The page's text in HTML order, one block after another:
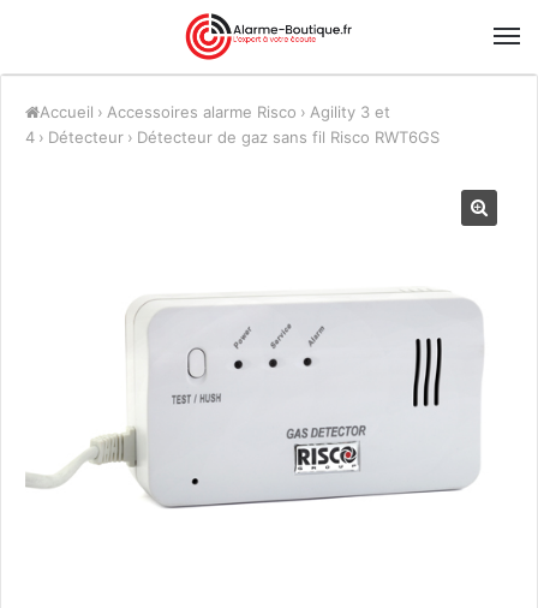
Accueil › Accessoires alarme Risco › Agility 3 et
4 › Détecteur › Détecteur de gaz sans fil Risco RWT6GS